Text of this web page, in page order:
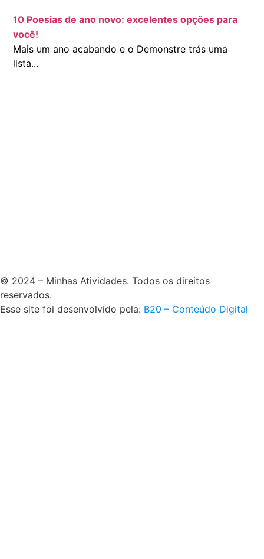
10 Poesias de ano novo: excelentes opções para
você!
Mais um ano acabando e o Demonstre trás uma
lista...
© 2024 – Minhas Atividades. Todos os direitos
reservados.
Esse site foi desenvolvido pela: B20 – Conteúdo Digital